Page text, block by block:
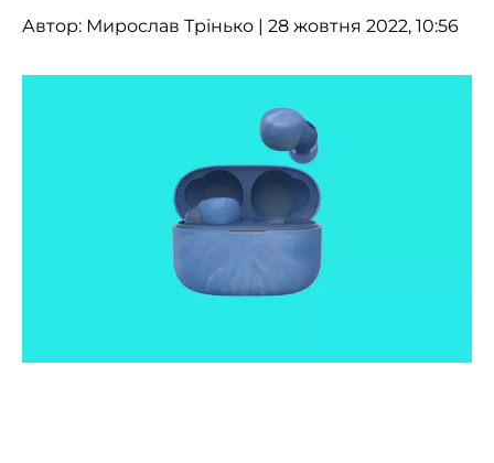
Автор: Мирослав Трінько | 28 жовтня 2022, 10:56